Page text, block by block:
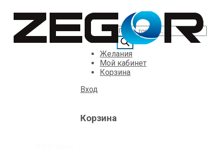
Желания
Мой кабинет
Корзина
Вход
Корзина